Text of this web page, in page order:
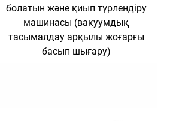
болатын және қиып түрлендіру
машинасы (вакуумдық
тасымалдау арқылы жоғарғы
басып шығару)